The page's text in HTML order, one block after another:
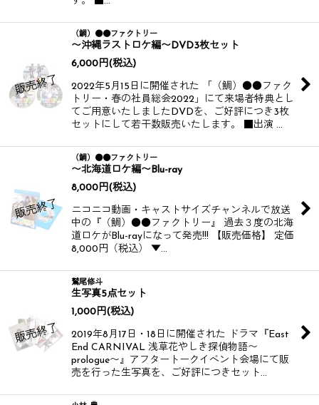
（鯛）●●ファクトリー
〜沖縄ラストロケ編〜DVD3枚セット
6,000 円(税込)
2022年5月15日に開催された 「（鯛）●●ファク
トリー・春の社員総会2022」にて来場者特典とし
てご用意いたしましたDVDを、ご好評につき3枚
セットにして若干数販売いたします。 ■出演 …
（鯛）●●ファクトリー
〜北海道ロケ編〜Blu-ray
8,000 円(税込)
ニコニコ動画・キャストサイズチャンネルで放送
中の『（鯛）●●ファクトリー』 過去３度の北海
道ロケがBlu-rayになって発売!!! 【販売価格】 定価
8,000円（税込） ▼…
鷲尾修斗
生写真5点セット
1,000 円(税込)
2019年8月17日・18日に開催された ドラマ『East
End CARNIVAL 浅草花やしき探偵物語〜
prologue〜』アフタートークイベント会場にて販
売を行った生写真を、ご好評につきセット…